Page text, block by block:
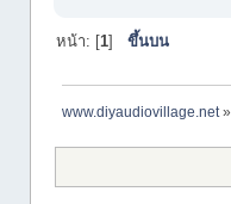
หน้า: [1]ขึ้นบน
www.diyaudiovillage.net»